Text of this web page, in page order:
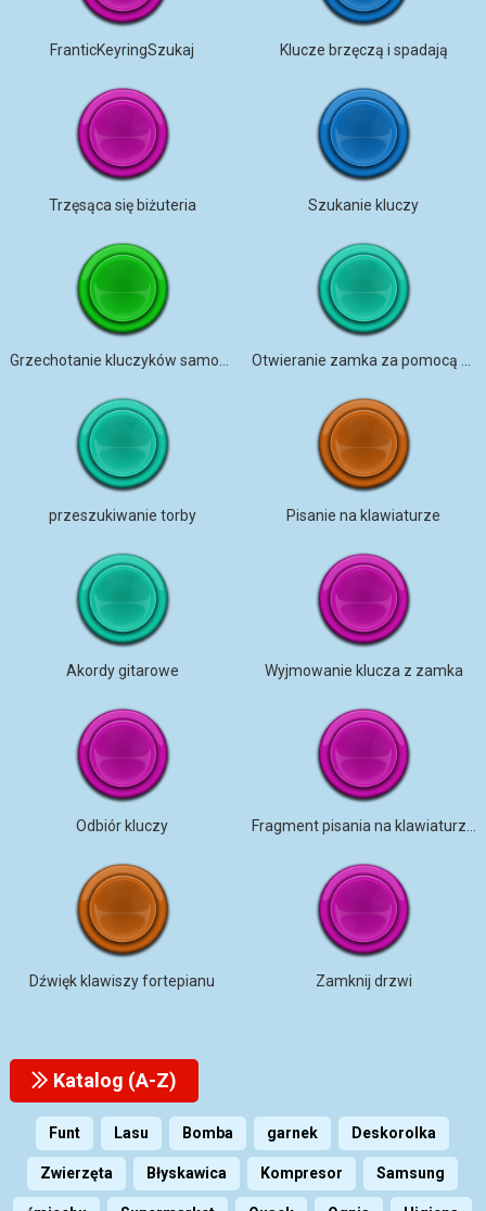
FranticKeyringSzukaj Klucze brzęczą i spadają
Trzęsąca się biżuteria Szukanie kluczy
przeszukiwanie torby Pisanie na klawiaturze
Akordy gitarowe Wyjmowanie klucza z zamka
Odbiór kluczy
Dźwięk klawiszy fortepianu Zamknij drzwi
Katalog (A-Z)
Funt Lasu Bomba garnek Deskorolka
Zwierzęta Błyskawica Kompresor Samsung